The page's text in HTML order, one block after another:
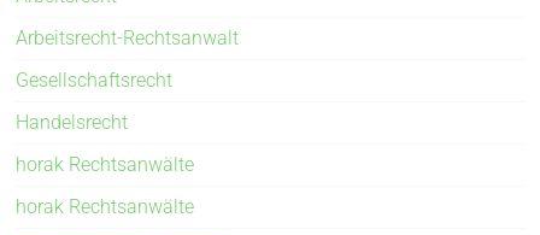
Arbeitsrecht-Rechtsanwalt
Gesellschaftsrecht
Handelsrecht
horak Rechtsanwälte
horak Rechtsanwälte